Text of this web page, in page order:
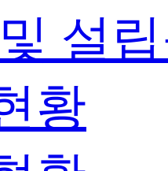
설
황